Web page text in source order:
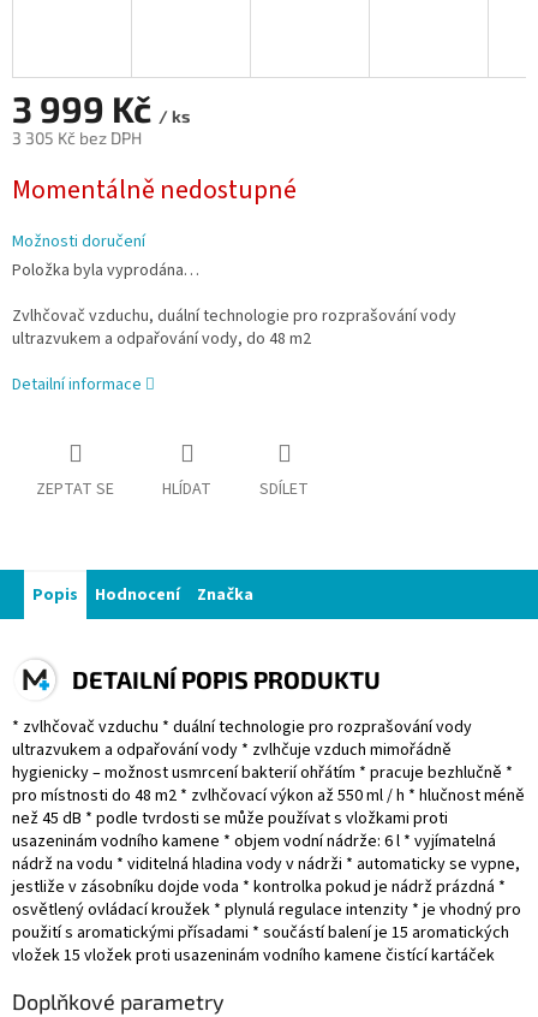
3 999 Kč / ks
3 305 Kč bez DPH
cena:
Momentálně nedostupné
Možnosti doručení
Položka byla vyprodána…
Zvlhčovač vzduchu, duální technologie pro rozprašování vody
ultrazvukem a odpařování vody, do 48 m2
Detailní informace
ZEPTAT SE HLÍDAT SDÍLET
Popis Hodnocení Značka
DETAILNÍ POPIS PRODUKTU
* zvlhčovač vzduchu * duální technologie pro rozprašování vody
ultrazvukem a odpařování vody * zvlhčuje vzduch mimořádně
hygienicky – možnost usmrcení bakterií ohřátím * pracuje bezhlučně *
pro místnosti do 48 m2 * zvlhčovací výkon až 550 ml / h * hlučnost méně
než 45 dB * podle tvrdosti se může používat s vložkami proti
usazeninám vodního kamene * objem vodní nádrže: 6 l * vyjímatelná
nádrž na vodu * viditelná hladina vody v nádrži * automaticky se vypne,
jestliže v zásobníku dojde voda * kontrolka pokud je nádrž prázdná *
osvětlený ovládací kroužek * plynulá regulace intenzity * je vhodný pro
použití s aromatickými přísadami * součástí balení je 15 aromatických
vložek 15 vložek proti usazeninám vodního kamene čistící kartáček
Doplňkové parametry